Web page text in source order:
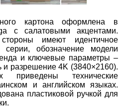
картона оформлена в
с салатовыми акцентами.
имеют идентичное
обозначение модели
и ключевые параметры –
разрешение 4K (3840×2160).
технические
и английском языках.
пластиковой ручкой для